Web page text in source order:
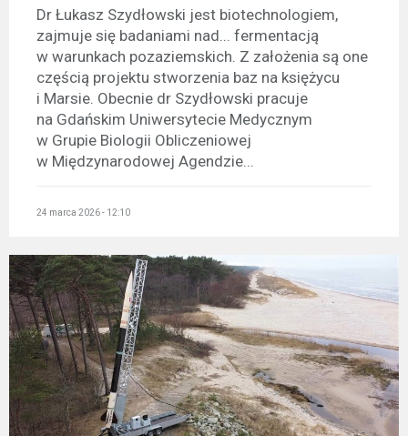
Dr Łukasz Szydłowski jest biotechnologiem,
zajmuje się badaniami nad... fermentacją
w warunkach pozaziemskich. Z założenia są one
częścią projektu stworzenia baz na księżycu
i Marsie. Obecnie dr Szydłowski pracuje
na Gdańskim Uniwersytecie Medycznym
w Grupie Biologii Obliczeniowej
w Międzynarodowej Agendzie...
24 marca 2026 - 12:10